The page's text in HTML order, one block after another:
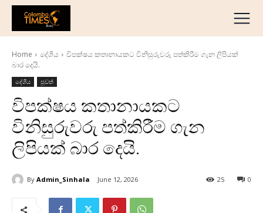
දේශීය
ජාත්‍යන්තර
ව්‍යාපාරික
අධ්‍යාපනික
හෝටල් සහ සංචාරක
ක්‍රීඩා
English
Home දේශීය
විපක්ෂය කතානායකට විනිසුරුවරු පත්කිරීම ගැන ලිපියක්
බාර දෙයි.
දේශීය පුවත්
විපක්ෂය කතානායකට
විනිසුරුවරු පත්කිරීම ගැන
ලිපියක් බාර දෙයි.
By Admin_Sinhala June 12, 2026 0
25